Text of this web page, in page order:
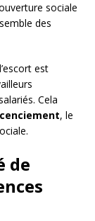
sociale
des
est
Cela
, le
de